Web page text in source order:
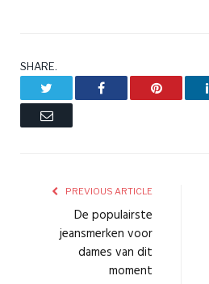
SHARE.
Facebook Pinterest
Email
PREVIOUS ARTICLE
De populairste
jeansmerken voor
dames van dit
moment